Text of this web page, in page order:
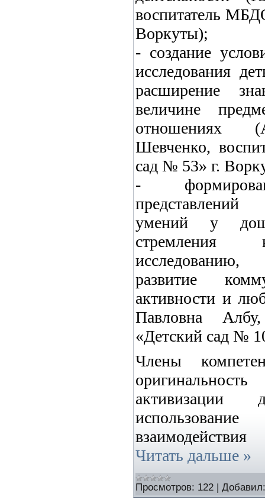
воспитатель
Воркуты);
- создание
исследования
расширение
величине
отношениях
Шевченко,
сад № 53» г.
-
умений у
стремления
исследованию,
развитие
активности и
Павловна
«Детский сад №
Члены
активизации
Читать дальше »
Просмотров: 122 | Добавил: